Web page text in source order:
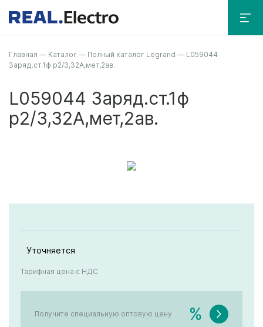
Главная — Каталог — Полный каталог Legrand — L059044
Заряд.ст.1ф р2/3,32А,мет,2ав.
L059044 Заряд.ст.1ф
р2/3,32А,мет,2ав.
Уточняется
Тарифная цена с НДС
Получите специальную оптовую цену %